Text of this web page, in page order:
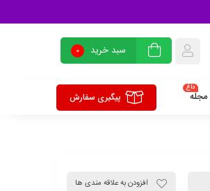
سبد خرید 0
مجله
داغ
پیگیری سفارش
افزودن به علاقه مندی ها